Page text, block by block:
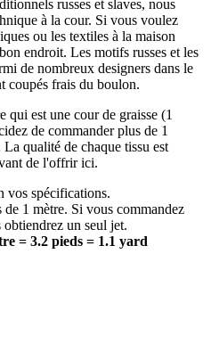
russes et slaves, nous
à la cour. Si vous voulez
ou les textiles à la maison
endroit. Les motifs russes et les
de nombreux designers dans le
coupés frais du boulon.
est une cour de graisse (1
de commander plus de 1
qualité de chaque tissu est
de l'offrir ici.
vos spécifications.
1 mètre. Si vous commandez
un seul jet.
= 3.2 pieds = 1.1 yard